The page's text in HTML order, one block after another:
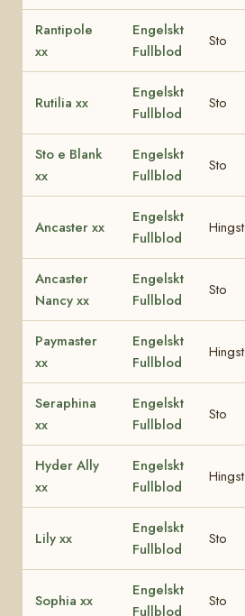
Rantipole
xx
Engelskt
Fullblod
Sto
Rutilia xx
Engelskt
Fullblod
Sto
Sto e Blank
xx
Engelskt
Fullblod
Sto
Ancaster xx
Engelskt
Fullblod
Hingst
Ancaster
Nancy xx
Engelskt
Fullblod
Sto
Paymaster
xx
Engelskt
Fullblod
Hingst
Seraphina
xx
Engelskt
Fullblod
Sto
Hyder Ally
xx
Engelskt
Fullblod
Hingst
Lily xx
Engelskt
Fullblod
Sto
Sophia xx
Engelskt
Fullblod
Sto